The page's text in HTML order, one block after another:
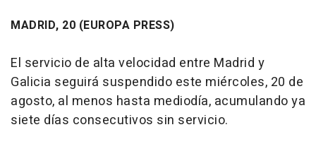
MADRID, 20 (EUROPA PRESS)
El servicio de alta velocidad entre Madrid y
Galicia seguirá suspendido este miércoles, 20 de
agosto, al menos hasta mediodía, acumulando ya
siete días consecutivos sin servicio.